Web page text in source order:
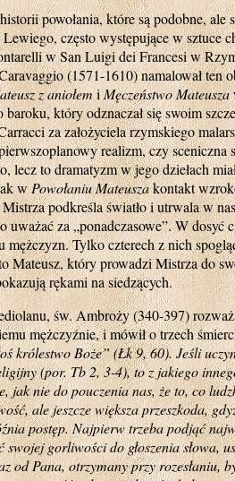
powołania, które są podobne,
Lewiego, często występujące w sztuce
w San Luigi dei Francesi w
(1571-1610) namalował ten
z aniołemi Męczeństwo Mateusza
baroku, który odznaczał się swoim
za założyciela rzymskiego
realizm, czy sceniczna
lecz to dramatyzm w jego dziełach
wPowołaniu Mateuszakontakt
podkreśla światło i utrwala w
uważać za „ponadczasowe”. W
mężczyzn. Tylko czterech z nich
Mateusz, który prowadzi Mistrza do
rękami na siedzących.
św. Ambroży (340-397)
mężczyźnie, i mówił o trzech
królestwo Boże” (Łk 9, 60). Jeśli
(por. Tb 2, 3-4), to z jakiego
jak nie do pouczenia nas, że to, co
ale jeszcze większa przeszkoda,
postęp. Najpierw trzeba podjąć
swojej gorliwości do głoszenia
od Pana, otrzymany przy